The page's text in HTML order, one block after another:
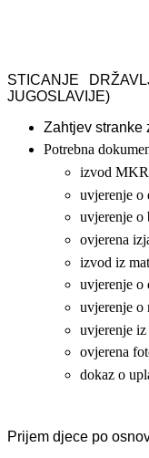
STICANJE
JUGOSLAVIJE)
Zahtjev stranke
Potrebna
izvod
uvjerenje o
uvjerenje o
ovjerena
izvod iz
uvjerenje o
uvjerenje o
uvjerenje
ovjerena
dokaz o
Prijem djece po